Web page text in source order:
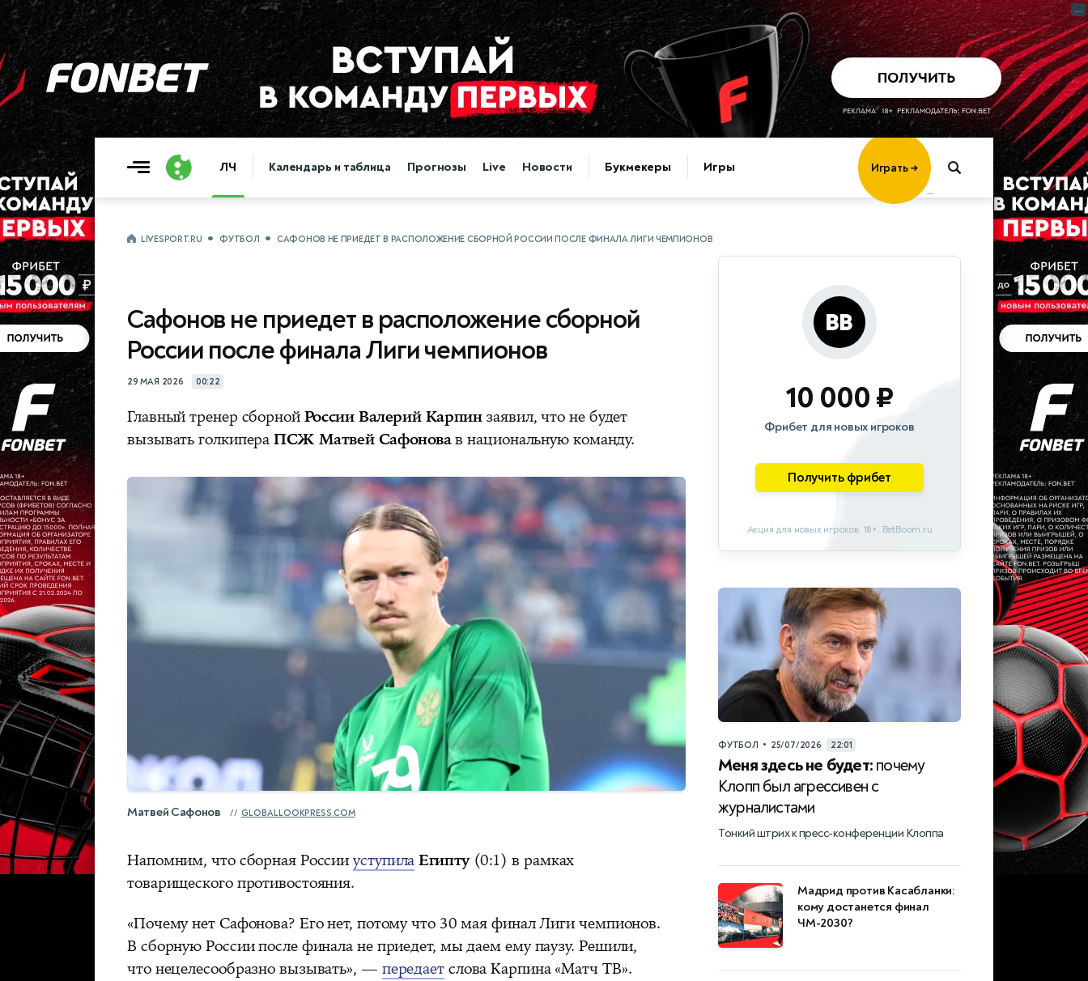
ЛЧ Календарь и таблица Прогнозы Live Новости Букмекеры Игры
...
LIVESPORT.RU ФУТБОЛ САФОНОВ НЕ ПРИЕДЕТ В РАСПОЛОЖЕНИЕ СБОРНОЙ РОССИИ ПОСЛЕ ФИНАЛА ЛИГИ ЧЕМПИОНОВ
Сафонов не приедет в расположение сборной
России после финала Лиги чемпионов
29 МАЯ 2026 00:22
Главный тренер сборнойРоссии Валерий Карпинзаявил, что не будет
вызывать голкипераПСЖ Матвей Сафоновав национальную команду.
Матвей Сафонов GLOBALLOOKPRESS.COM
Напомним, что сборная Россииуступила Египту(0:1) в рамках
товарищеского противостояния.
«Почему нет Сафонова? Его нет, потому что 30 мая финал Лиги чемпионов.
В сборную России после финала не приедет, мы даем ему паузу. Решили,
что нецелесообразно вызывать», — передаетслова Карпина «Матч ТВ».
10 000 ₽
Фрибет для новых игроков
Получить фрибет
Акция для новых игроков. 18+. BetBoom.ru
ФУТБОЛ • 25/07/2026 22:01
Меня здесь не будет: почему
Клопп был агрессивен с
журналистами
Тонкий штрих к пресс-конференции Клоппа
Мадрид против Касабланки:
кому достанется финал
ЧМ-2030?
...